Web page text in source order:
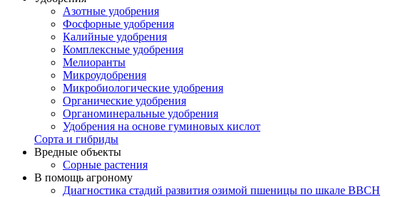
Азотные удобрения
Фосфорные удобрения
Калийные удобрения
Комплексные удобрения
Мелиоранты
Микроудобрения
Микробиологические удобрения
Органические удобрения
Органоминеральные удобрения
Удобрения на основе гуминовых кислот
Сорта и гибриды
Вредные объекты
Сорные растения
В помощь агроному
Диагностика стадий развития озимой пшеницы по шкале ВВСН